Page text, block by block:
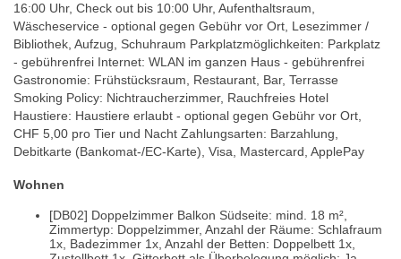
16:00 Uhr, Check out bis 10:00 Uhr, Aufenthaltsraum,
Wäscheservice - optional gegen Gebühr vor Ort, Lesezimmer /
Bibliothek, Aufzug, Schuhraum Parkplatzmöglichkeiten: Parkplatz
- gebührenfrei Internet: WLAN im ganzen Haus - gebührenfrei
Gastronomie: Frühstücksraum, Restaurant, Bar, Terrasse
Smoking Policy: Nichtraucherzimmer, Rauchfreies Hotel
Haustiere: Haustiere erlaubt - optional gegen Gebühr vor Ort,
CHF 5,00 pro Tier und Nacht Zahlungsarten: Barzahlung,
Debitkarte (Bankomat-/EC-Karte), Visa, Mastercard, ApplePay
Wohnen
[DB02] Doppelzimmer Balkon Südseite: mind. 18 m²,
Zimmertyp: Doppelzimmer, Anzahl der Räume: Schlafraum
1x, Badezimmer 1x, Anzahl der Betten: Doppelbett 1x,